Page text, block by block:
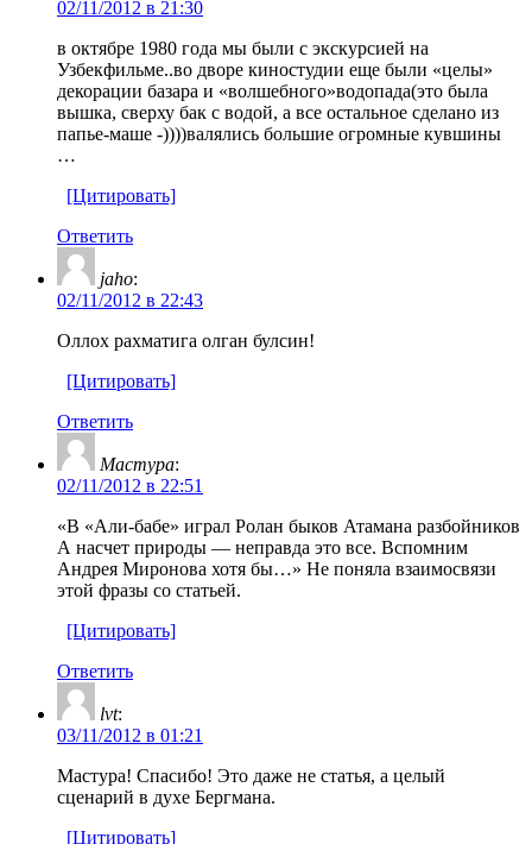
02/11/2012 в 21:30
в октябре 1980 года мы были с экскурсией на
Узбекфильме..во дворе киностудии еще были «целы»
декорации базара и «волшебного»водопада(это была
вышка, сверху бак с водой, а все остальное сделано из
папье-маше -))))валялись большие огромные кувшины
…
[Цитировать]
Ответить
jaho:
02/11/2012 в 22:43
Оллох рахматига олган булсин!
[Цитировать]
Ответить
Мастура:
02/11/2012 в 22:51
«В «Али-бабе» играл Ролан быков Атамана разбойников
А насчет природы — неправда это все. Вспомним
Андрея Миронова хотя бы…» Не поняла взаимосвязи
этой фразы со статьей.
[Цитировать]
Ответить
lvt:
03/11/2012 в 01:21
Мастура! Спасибо! Это даже не статья, а целый
сценарий в духе Бергмана.
[Цитировать]